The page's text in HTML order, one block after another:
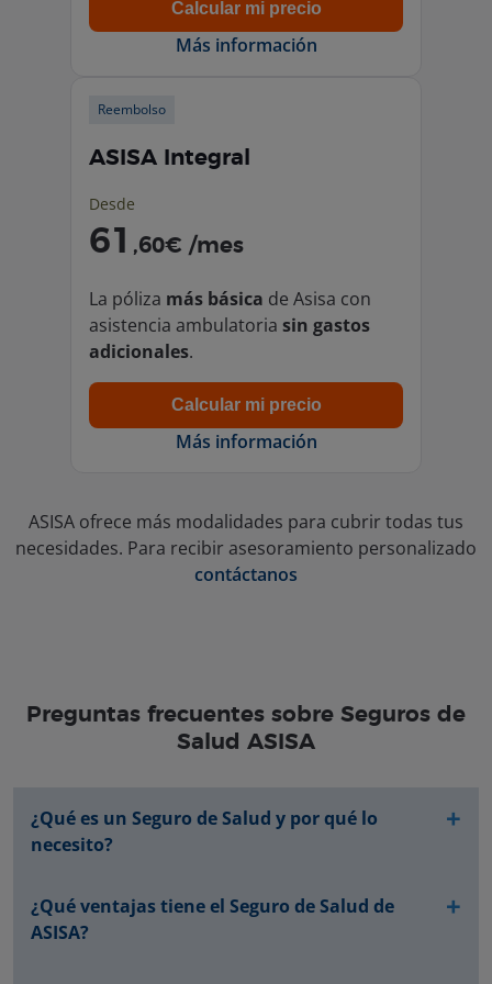
Calcular mi precio
Más información
Reembolso
ASISA Integral
Desde
61 ,60€ /mes
La póliza más básica de Asisa con
asistencia ambulatoria sin gastos
adicionales.
Calcular mi precio
Más información
ASISA ofrece más modalidades para cubrir todas tus
necesidades. Para recibir asesoramiento personalizado
contáctanos
Preguntas frecuentes sobre Seguros de
Salud ASISA
¿Qué es un Seguro de Salud y por qué lo
necesito?
y tranquilidad. Te permite acceder a la asistencia
sanitaria, incluyendo multitud de servicios especiales en
¿Qué ventajas tiene el Seguro de Salud de
ASISA?